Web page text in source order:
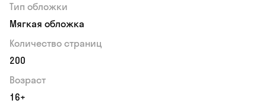
Тип обложки
Мягкая обложка
Количество страниц
200
Возраст
16+